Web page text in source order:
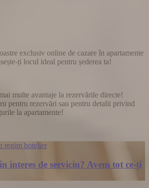
exclusiv online de cazare în apartamente
ți locul ideal pentru șederea ta!
multe avantaje la rezervările directe!
pentru rezervări sau pentru detalii privind
la apartamente!
regim hotelier
interes de serviciu? Avem tot ce-ți